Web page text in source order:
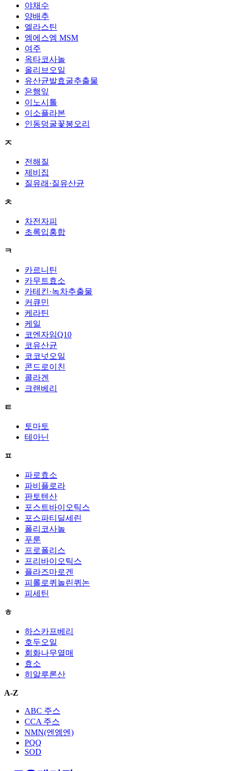
야채수
양배추
엘라스틴
엠에스엠 MSM
여주
옥타코사놀
올리브오일
유산균발효굴추출물
은행잎
이노시톨
이소플라본
인동덩굴꽃봉오리
ㅈ
전해질
제비집
질유래·질유산균
ㅊ
차전자피
초록입홍합
ㅋ
카르니틴
카무트효소
카테킨·녹차추출물
커큐민
케라틴
케일
코엔자임Q10
코유산균
코코넛오일
콘드로이친
콜라겐
크랜베리
ㅌ
토마토
테아닌
ㅍ
파로효소
파비플로라
판토텐산
포스트바이오틱스
포스파티딜세린
폴리코사놀
푸룬
프로폴리스
프리바이오틱스
플라즈마로겐
피롤로퀴놀린퀴논
피세틴
ㅎ
하스카프베리
호두오일
회화나무열매
효소
히알루론산
A-Z
ABC 주스
CCA 주스
NMN(엔엠엔)
PQQ
SOD